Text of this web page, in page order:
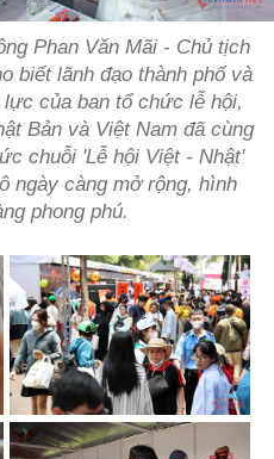
Phan Văn Mãi - Chủ tịch
biết lãnh đạo thành phố và
của ban tổ chức lễ hội,
Bản và Việt Nam đã cùng
chuỗi 'Lễ hội Việt - Nhật'
ngày càng mở rộng, hình
phong phú.